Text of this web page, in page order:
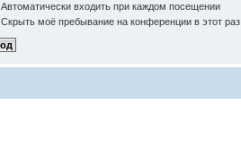
Автоматически входить при каждом посещении
Скрыть моё пребывание на конференции в этот раз